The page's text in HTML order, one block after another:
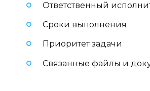
Ответственный
Сроки выполнения
Приоритет задачи
Связанные файлы и